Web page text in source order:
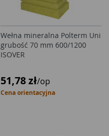
Wełna mineralna Polterm Uni
grubość 70 mm 600/1200
ISOVER
51,78 zł/op
Cena orientacyjna